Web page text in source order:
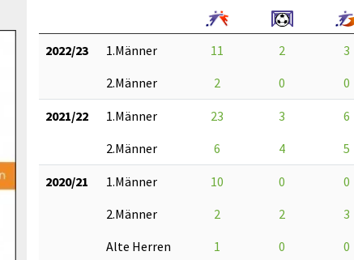
2022/23 1.Männer 11 2 3
2.Männer
2 0 0
2021/22 1.Männer 23 3 6
2.Männer
6 4 5
2020/21 1.Männer 10 0 0
2.Männer
2 2 3
Alte Herren
1 0 0